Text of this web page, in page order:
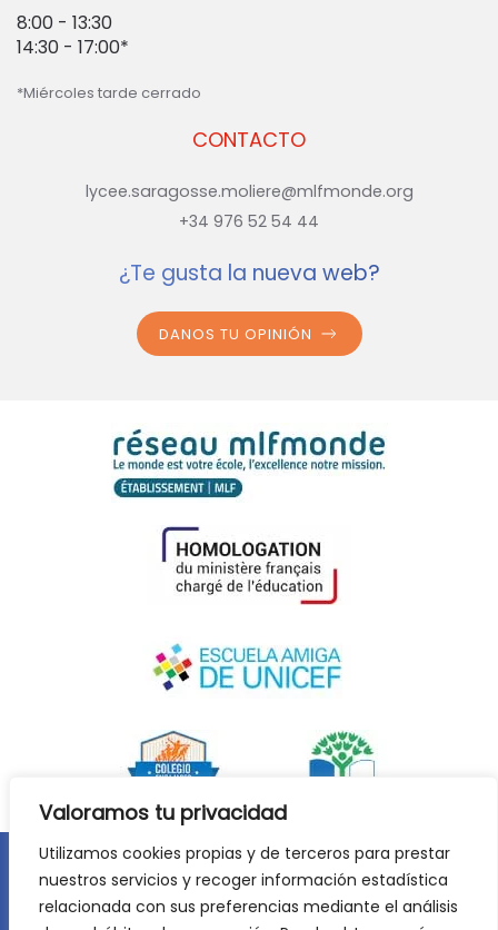
Valoramos tu privacidad
Utilizamos cookies propias y de terceros para prestar
nuestros servicios y recoger información estadística
relacionada con sus preferencias mediante el análisis
CONTACTO
lycee.saragosse.moliere@mlfmonde.org
+34 976 52 54 44
8:00 - 13:30
14:30 - 17:00*
*Miércoles tarde cerrado
¿Te gusta la nueva web?
DANOS TU OPINIÓN
Aviso legal
Política de privacidad
Política de cookies